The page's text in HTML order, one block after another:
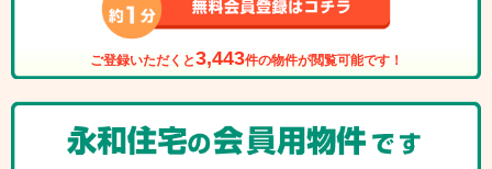
ご登録いただくと3,443件の物件が閲覧可能です！